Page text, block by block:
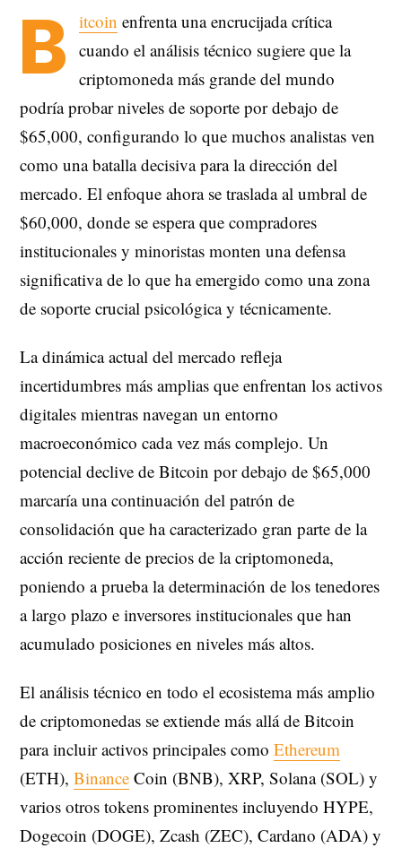
B itcoin enfrenta una encrucijada crítica
cuando el análisis técnico sugiere que la
criptomoneda más grande del mundo
podría probar niveles de soporte por debajo de
$65,000, configurando lo que muchos analistas ven
como una batalla decisiva para la dirección del
mercado. El enfoque ahora se traslada al umbral de
$60,000, donde se espera que compradores
institucionales y minoristas monten una defensa
significativa de lo que ha emergido como una zona
de soporte crucial psicológica y técnicamente.
La dinámica actual del mercado refleja
incertidumbres más amplias que enfrentan los activos
digitales mientras navegan un entorno
macroeconómico cada vez más complejo. Un
potencial declive de Bitcoin por debajo de $65,000
marcaría una continuación del patrón de
consolidación que ha caracterizado gran parte de la
acción reciente de precios de la criptomoneda,
poniendo a prueba la determinación de los tenedores
a largo plazo e inversores institucionales que han
acumulado posiciones en niveles más altos.
El análisis técnico en todo el ecosistema más amplio
de criptomonedas se extiende más allá de Bitcoin
para incluir activos principales como Ethereum
(ETH), Binance Coin (BNB), XRP, Solana (SOL) y
varios otros tokens prominentes incluyendo HYPE,
Dogecoin (DOGE), Zcash (ZEC), Cardano (ADA) y